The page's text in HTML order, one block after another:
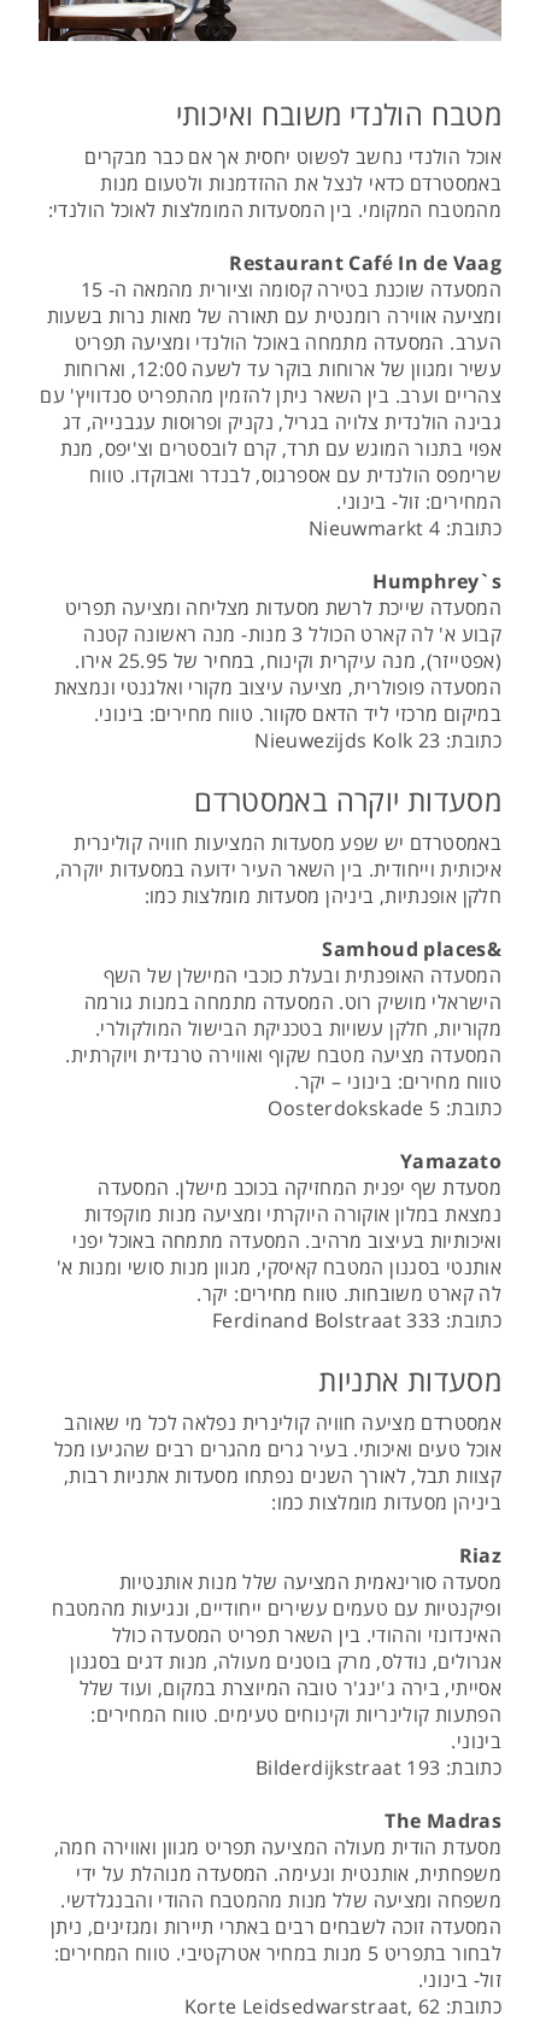
מטבח הולנדי משובח ואיכותי
אוכל הולנדי נחשב לפשוט יחסית אך אם כבר מבקרים
באמסטרדם כדאי לנצל את ההזדמנות ולטעום מנות
מהמטבח המקומי. בין המסעדות המומלצות לאוכל הולנדי:
Restaurant Café In de Vaag
המסעדה שוכנת בטירה קסומה וציורית מהמאה ה- 15
ומציעה אווירה רומנטית עם תאורה של מאות נרות בשעות
הערב. המסעדה מתמחה באוכל הולנדי ומציעה תפריט
עשיר ומגוון של ארוחות בוקר עד לשעה 12:00, וארוחות
צהריים וערב. בין השאר ניתן להזמין מהתפריט סנדוויץ' עם
גבינה הולנדית צלויה בגריל, נקניק ופרוסות עגבנייה, דג
אפוי בתנור המוגש עם תרד, קרם לובסטרים וצ'יפס, מנת
שרימפס הולנדית עם אספרגוס, לבנדר ואבוקדו. טווח
המחירים: זול- בינוני.
כתובת: Nieuwmarkt 4
Humphrey`s
המסעדה שייכת לרשת מסעדות מצליחה ומציעה תפריט
קבוע א' לה קארט הכולל 3 מנות- מנה ראשונה קטנה
(אפטייזר), מנה עיקרית וקינוח, במחיר של 25.95 אירו.
המסעדה פופולרית, מציעה עיצוב מקורי ואלגנטי ונמצאת
במיקום מרכזי ליד הדאם סקוור. טווח מחירים: בינוני.
כתובת: Nieuwezijds Kolk 23
מסעדות יוקרה באמסטרדם
באמסטרדם יש שפע מסעדות המציעות חוויה קולינרית
איכותית וייחודית. בין השאר העיר ידועה במסעדות יוקרה,
חלקן אופנתיות, ביניהן מסעדות מומלצות כמו:
&Samhoud places
המסעדה האופנתית ובעלת כוכבי המישלן של השף
הישראלי מושיק רוט. המסעדה מתמחה במנות גורמה
מקוריות, חלקן עשויות בטכניקת הבישול המולקולרי.
המסעדה מציעה מטבח שקוף ואווירה טרנדית ויוקרתית.
טווח מחירים: בינוני – יקר.
כתובת: Oosterdokskade 5
Yamazato
מסעדת שף יפנית המחזיקה בכוכב מישלן. המסעדה
נמצאת במלון אוקורה היוקרתי ומציעה מנות מוקפדות
ואיכותיות בעיצוב מרהיב. המסעדה מתמחה באוכל יפני
אותנטי בסגנון המטבח קאיסקי, מגוון מנות סושי ומנות א'
לה קארט משובחות. טווח מחירים: יקר.
כתובת: Ferdinand Bolstraat 333
מסעדות אתניות
אמסטרדם מציעה חוויה קולינרית נפלאה לכל מי שאוהב
אוכל טעים ואיכותי. בעיר גרים מהגרים רבים שהגיעו מכל
קצוות תבל, לאורך השנים נפתחו מסעדות אתניות רבות,
ביניהן מסעדות מומלצות כמו:
Riaz
מסעדה סורינאמית המציעה שלל מנות אותנטיות
ופיקנטיות עם טעמים עשירים ייחודיים, ונגיעות מהמטבח
האינדונזי וההודי. בין השאר תפריט המסעדה כולל
אגרולים, נודלס, מרק בוטנים מעולה, מנות דגים בסגנון
אסייתי, בירה ג'ינג'ר טובה המיוצרת במקום, ועוד שלל
הפתעות קולינריות וקינוחים טעימים. טווח המחירים:
בינוני.
כתובת: Bilderdijkstraat 193
The Madras
מסעדת הודית מעולה המציעה תפריט מגוון ואווירה חמה,
משפחתית, אותנטית ונעימה. המסעדה מנוהלת על ידי
משפחה ומציעה שלל מנות מהמטבח ההודי והבנגלדשי.
המסעדה זוכה לשבחים רבים באתרי תיירות ומגזינים, ניתן
לבחור בתפריט 5 מנות במחיר אטרקטיבי. טווח המחירים:
זול- בינוני.
כתובת: Korte Leidsedwarstraat, 62